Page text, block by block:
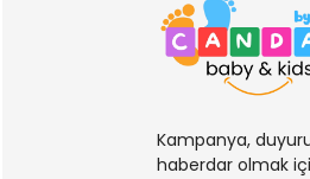
Direct Nexus
Dıy Toy
Dolu Oyuncak
Dr Browns
Efe Toys
Kampanya,
haberdar olmak